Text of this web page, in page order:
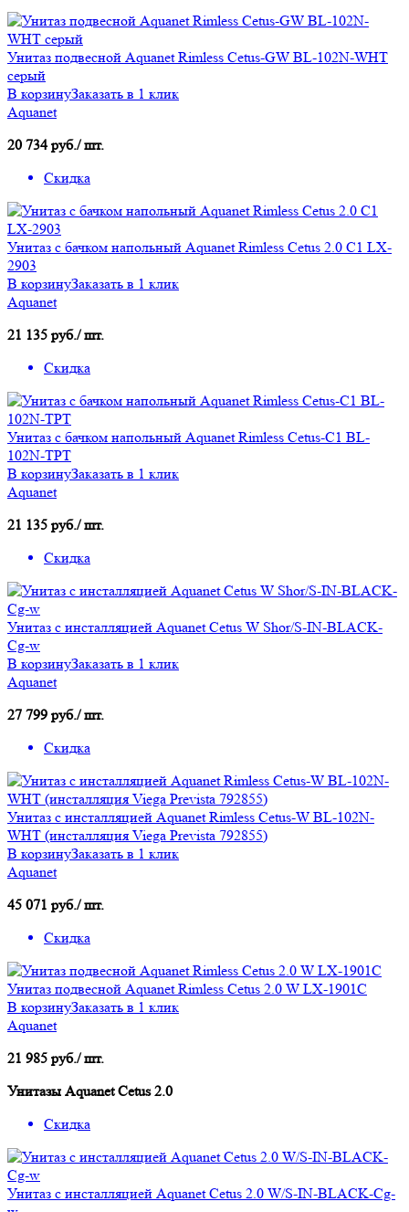
Унитаз подвесной Aquanet Rimless Cetus-GW BL-102N-WHT
серый
В корзинуЗаказать в 1 клик
Aquanet
20 734 руб./ шт.
Скидка
Унитаз с бачком напольный Aquanet Rimless Cetus 2.0 C1 LX-
2903
В корзинуЗаказать в 1 клик
Aquanet
21 135 руб./ шт.
Скидка
Унитаз с бачком напольный Aquanet Rimless Cetus-C1 BL-
102N-TPT
В корзинуЗаказать в 1 клик
Aquanet
21 135 руб./ шт.
Скидка
Унитаз с инсталляцией Aquanet Cetus W Shor/S-IN-BLACK-
Cg-w
В корзинуЗаказать в 1 клик
Aquanet
27 799 руб./ шт.
Скидка
Унитаз с инсталляцией Aquanet Rimless Cetus-W BL-102N-
WHT (инсталляция Viega Prevista 792855)
В корзинуЗаказать в 1 клик
Aquanet
45 071 руб./ шт.
Скидка
Унитаз подвесной Aquanet Rimless Cetus 2.0 W LX-1901С
В корзинуЗаказать в 1 клик
Aquanet
21 985 руб./ шт.
Унитазы Aquanet Cetus 2.0
Скидка
Унитаз с инсталляцией Aquanet Cetus 2.0 W/S-IN-BLACK-Cg-